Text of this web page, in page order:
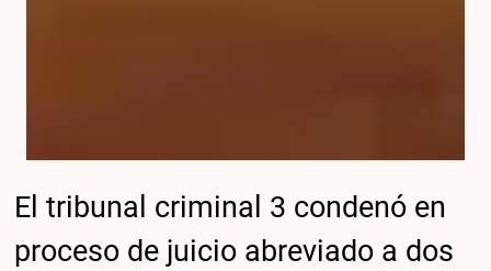
El tribunal criminal 3 condenó en
proceso de juicio abreviado a dos